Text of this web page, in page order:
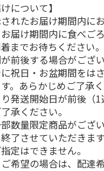
について】
れたお届け期間内にお
届け期間内に食べご
までお待ちください
前後する場合がござい
祝日・お盆期間をは
。あらかじめご了承く
発送開始日が前後（
承ください。
数量限定商品がござ
了させていただきま
定はできません。
希望の場合は、配達